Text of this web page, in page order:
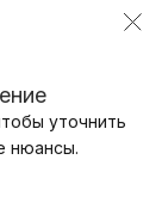
уточнить
нюансы.